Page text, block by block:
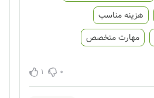
هزینه مناسب
مهارت متخصص
0
1